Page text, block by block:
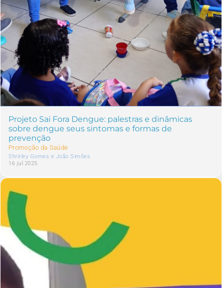
Projeto Sai Fora Dengue: palestras e dinâmicas
sobre dengue seus sintomas e formas de
prevenção
Promoção da Saúde
Shrirley Gomes e João Simões
16 jul 2025